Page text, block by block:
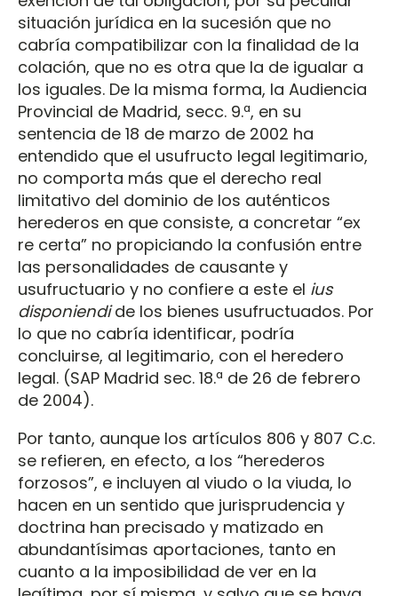
situación jurídica en la sucesión que no
cabría compatibilizar con la finalidad de la
colación, que no es otra que la de igualar a
los iguales. De la misma forma, la Audiencia
Provincial de Madrid, secc. 9.ª, en su
sentencia de 18 de marzo de 2002 ha
entendido que el usufructo legal legitimario,
no comporta más que el derecho real
limitativo del dominio de los auténticos
herederos en que consiste, a concretar “ex
re certa” no propiciando la confusión entre
las personalidades de causante y
usufructuario y no confiere a este el ius
disponiendide los bienes usufructuados. Por
lo que no cabría identificar, podría
concluirse, al legitimario, con el heredero
legal. (SAP Madrid sec. 18.ª de 26 de febrero
de 2004).
Por tanto, aunque los artículos 806 y 807 C.c.
se refieren, en efecto, a los “herederos
forzosos”, e incluyen al viudo o la viuda, lo
hacen en un sentido que jurisprudencia y
doctrina han precisado y matizado en
abundantísimas aportaciones, tanto en
cuanto a la imposibilidad de ver en la